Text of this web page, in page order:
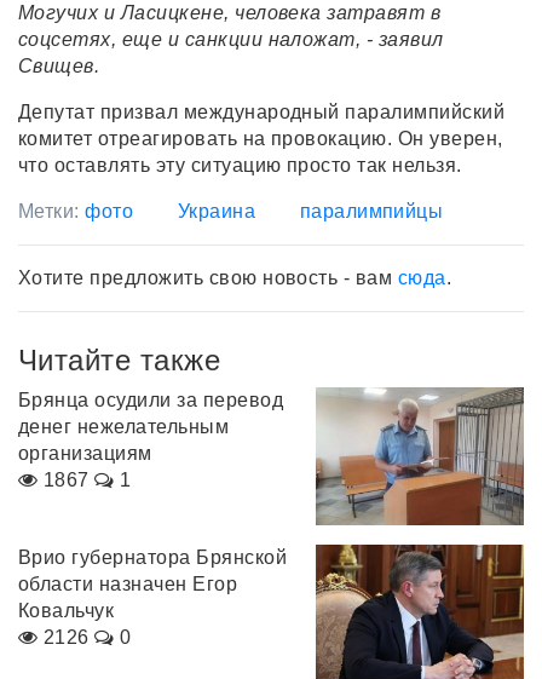
Могучих и Ласицкене, человека затравят в
соцсетях, еще и санкции наложат, - заявил
Свищев.
Депутат призвал международный паралимпийский
комитет отреагировать на провокацию. Он уверен,
что оставлять эту ситуацию просто так нельзя.
Метки:фото Украина паралимпийцы
Хотите предложить свою новость - вам сюда.
Читайте также
Брянца осудили за перевод
денег нежелательным
организациям
1867
1
Врио губернатора Брянской
области назначен Егор
Ковальчук
2126
0